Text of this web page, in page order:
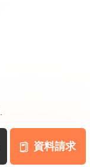
資料請求